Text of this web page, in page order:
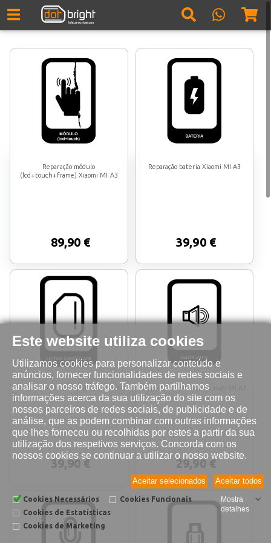
Este website utiliza cookies
Utilizamos cookies para personalizar conteúdo e
anúncios, fornecer funcionalidades de redes sociais e
analisar o nosso tráfego. Também partilhamos
informações acerca da sua utilização do site com os
nossos parceiros de redes sociais, de publicidade e de
análise, que as podem combinar com outras informações
que lhes forneceu ou recolhidas por estes a partir da sua
utilização dos respetivos serviços. Concorda com os
nossos cookies se continuar a utilizar o nosso website.
Aceitar todos
Aceitar selecionados
Cookies Necessários
Cookies Funcionais
Cookies de Estatísticas
Cookies de Marketing
Mostra
detalhes
Reparação módulo
(lcd+touch+frame) Xiaomi MI A3
89,90 €
Reparação bateria Xiaomi MI A3
39,90 €
Reparação leitor SIM Xiaomi MI A3
39,90 €
Reparação altifalante Xiaomi MI A3
29,90 €